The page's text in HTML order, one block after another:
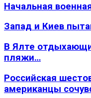
Начальная
Запад и Киев
В Ялте
пляжи…
Российская
американцы